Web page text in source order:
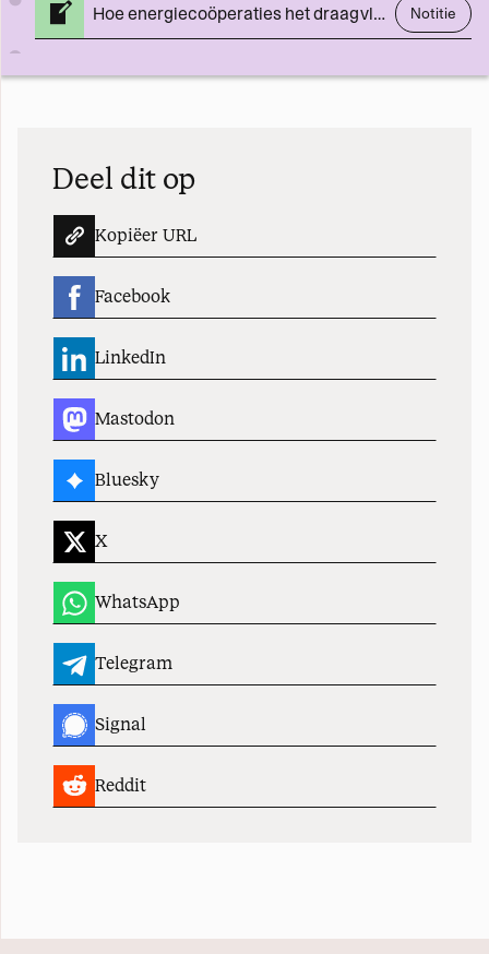
Hoe energiecoöperaties het draagvlak voor de energietransitie kunnen vergroten Notitie
Deel dit op
Kopiëer URL
Facebook
LinkedIn
Mastodon
Bluesky
X
WhatsApp
Telegram
Signal
Reddit